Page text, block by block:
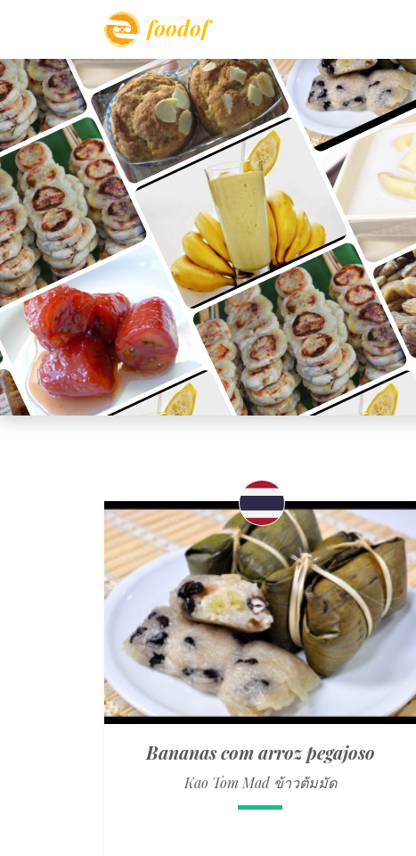
foodof
Bananas com arroz pegajoso
Kao Tom Mad ข้าวต้มมัด